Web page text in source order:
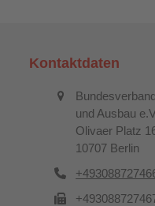
Kontaktdaten
und Ausbau
Olivaer Platz
10707 Berlin